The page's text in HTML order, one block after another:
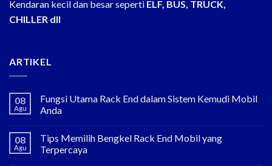
Kendaran kecil dan besar seperti ELF, BUS, TRUCK,
CHILLER dll
ARTIKEL
08
Agu
Fungsi Utama Rack End dalam Sistem Kemudi Mobil
Anda
08
Agu
Tips Memilih Bengkel Rack End Mobil yang
Terpercaya